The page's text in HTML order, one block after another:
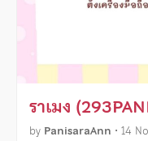
ราเมง
by PanisaraAnn • 14